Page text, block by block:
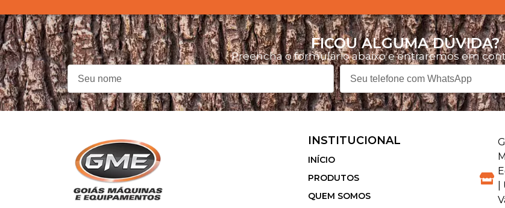
FICOU ALGUMA DÚVIDA?
Preencha o formulário abaixo e entraremos em
INSTITUCIONAL
INÍCIO
PRODUTOS
QUEM SOMOS